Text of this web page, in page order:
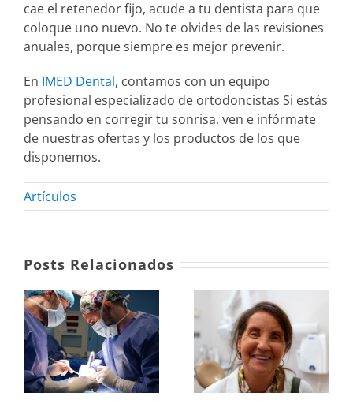
cae el retenedor fijo, acude a tu dentista para que
coloque uno nuevo. No te olvides de las revisiones
anuales, porque siempre es mejor prevenir.
En IMED Dental, contamos con un equipo
profesional especializado de ortodoncistas Si estás
pensando en corregir tu sonrisa, ven e infórmate
de nuestras ofertas y los productos de los que
disponemos.
Artículos
Posts Relacionados